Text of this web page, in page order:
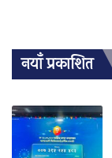
नयाँ प्रकाशित